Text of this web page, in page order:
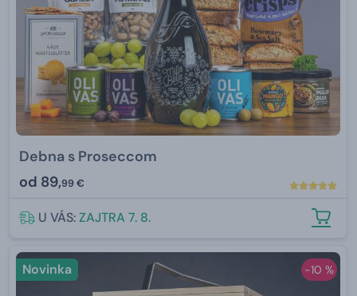
Debna s Proseccom
od 89,99 €
U VÁS:ZAJTRA 7. 8.
-10 %
Novinka